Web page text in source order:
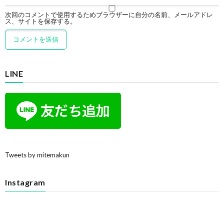
次回のコメントで使用するためブラウザーに自分の名前、メールアドレ
ス、サイトを保存する。
LINE
Tweets by mitemakun
Instagram